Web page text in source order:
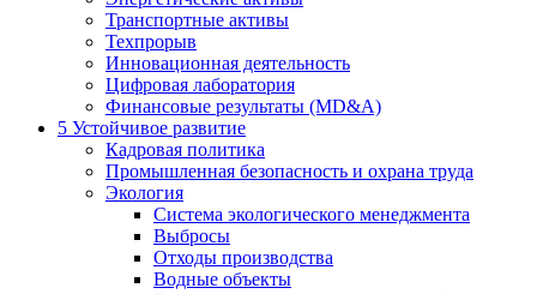
Транспортные активы
Техпрорыв
Инновационная деятельность
Цифровая лаборатория
Финансовые результаты (MD&A)
5 Устойчивое развитие
Кадровая политика
Промышленная безопасность и охрана труда
Экология
Система экологического менеджмента
Выбросы
Отходы производства
Водные объекты